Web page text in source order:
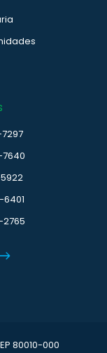
80010-000